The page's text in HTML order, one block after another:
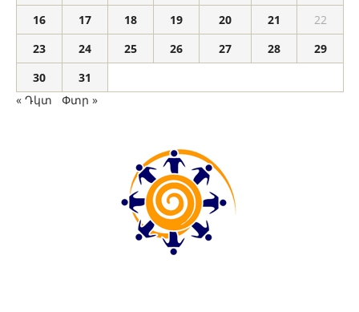
16
17 18 19 20 21
22
23
24 25 26 27 28
29
30
31
« Դկտ
Փտր »